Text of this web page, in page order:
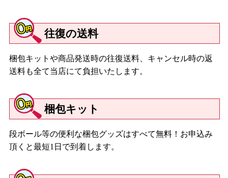
往復の送料
梱包キットや商品発送時の往復送料、キャンセル時の返
送料も全て当店にて負担いたします。
梱包キット
段ボール等の便利な梱包グッズはすべて無料！お申込み
頂くと最短1日で到着します。